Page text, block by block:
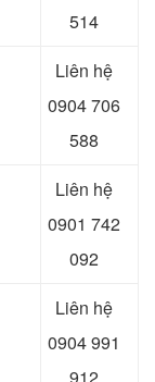
514
Liên hệ
0904 706
588
Liên hệ
0901 742
092
Liên hệ
0904 991